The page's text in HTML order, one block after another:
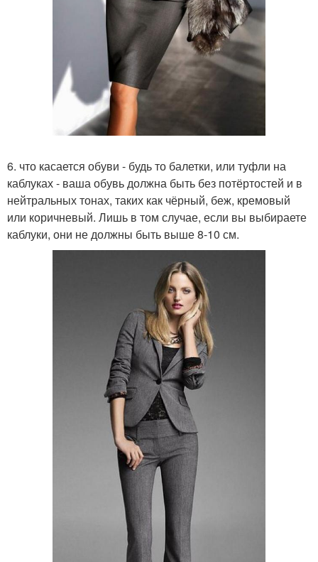
6. что касается обуви - будь то балетки, или туфли на
каблуках - ваша обувь должна быть без потёртостей и в
нейтральных тонах, таких как чёрный, беж, кремовый
или коричневый. Лишь в том случае, если вы выбираете
каблуки, они не должны быть выше 8-10 см.